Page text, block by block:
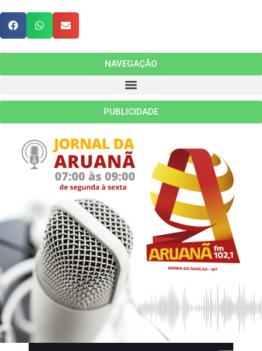
NAVEGAÇÃO
PUBLICIDADE